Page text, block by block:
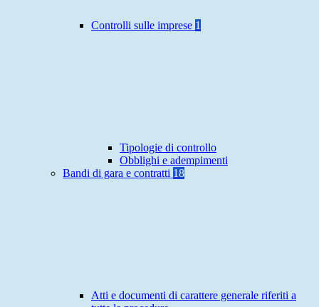
Controlli sulle imprese 1
Tipologie di controllo
Obblighi e adempimenti
Bandi di gara e contratti 18
Atti e documenti di carattere generale riferiti a